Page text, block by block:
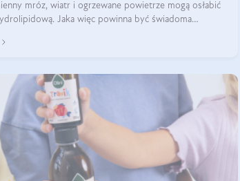
mróz, wiatr i ogrzewane powietrze mogą osłabić
Jaka więc powinna być świadoma